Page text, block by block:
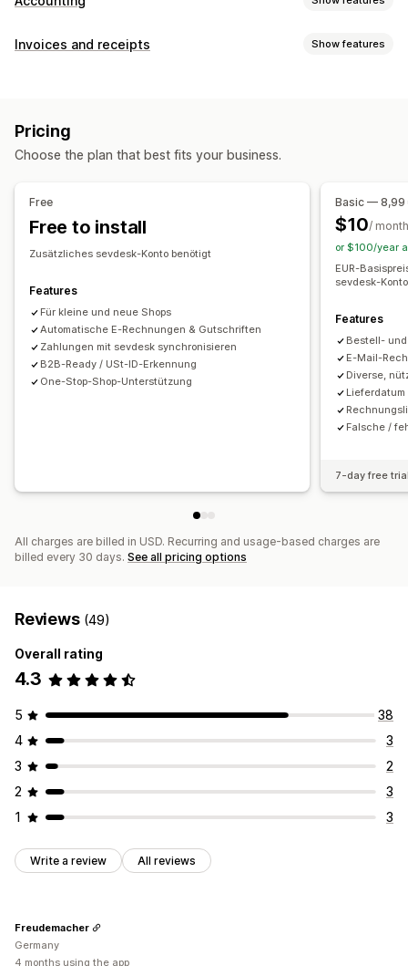
Financial reports
Financial operations
Tax deductions
Stock updates
Multi-store Multi-channel
Automated data sync
Real-time inventory sync Sales tax mapping
Bank reconciliation Historical data import
Invoices and receipts Show features
Order confirmations
Barcodes
Email automation
Pricing
Choose the plan that best fits your business.
Free
Free to install
Zusätzliches sevdesk-Konto benötigt
Features
Für kleine und neue Shops
Automatische E-Rechnungen & Gutschriften
Zahlungen mit sevdesk synchronisieren
B2B-Ready / USt-ID-Erkennung
One-Stop-Shop-Unterstützung
Basic — 8,99
$10/ month
or $100/year
EUR-
sevdesk-
Features
Bestell-
E-Mail-
Diverse,
Falsche /
7-day free
All charges are billed in USD. Recurring and usage-based charges are
billed every 30 days. See all pricing options
Reviews (49)
Overall rating
4.3
5
38
4
3
3
2
2
3
1
3
Write a review All reviews
Freudemacher
Germany
4 months using the app